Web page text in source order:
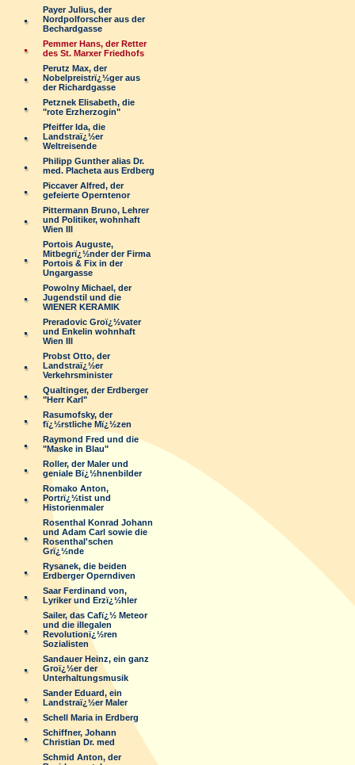
Payer Julius, der
Nordpolforscher aus der
Bechardgasse
Pemmer Hans, der Retter
des St. Marxer Friedhofs
Perutz Max, der
Nobelpreistrï¿½ger aus
der Richardgasse
Petznek Elisabeth, die
"rote Erzherzogin"
Pfeiffer Ida, die
Landstraï¿½er
Weltreisende
Philipp Gunther alias Dr.
med. Placheta aus Erdberg
Piccaver Alfred, der
gefeierte Operntenor
Pittermann Bruno, Lehrer
und Politiker, wohnhaft
Wien III
Portois Auguste,
Mitbegrï¿½nder der Firma
Portois & Fix in der
Ungargasse
Powolny Michael, der
Jugendstil und die
WIENER KERAMIK
Preradovic Groï¿½vater
und Enkelin wohnhaft
Wien III
Probst Otto, der
Landstraï¿½er
Verkehrsminister
Qualtinger, der Erdberger
"Herr Karl"
Rasumofsky, der
fï¿½rstliche Mï¿½zen
Raymond Fred und die
"Maske in Blau"
Roller, der Maler und
geniale Bï¿½hnenbilder
Romako Anton,
Portrï¿½tist und
Historienmaler
Rosenthal Konrad Johann
und Adam Carl sowie die
Rosenthal'schen
Grï¿½nde
Rysanek, die beiden
Erdberger Operndiven
Saar Ferdinand von,
Lyriker und Erzï¿½hler
Sailer, das Cafï¿½ Meteor
und die illegalen
Revolutionï¿½ren
Sozialisten
Sandauer Heinz, ein ganz
Groï¿½er der
Unterhaltungsmusik
Sander Eduard, ein
Landstraï¿½er Maler
Schell Maria in Erdberg
Schiffner, Johann
Christian Dr. med
Schmid Anton, der